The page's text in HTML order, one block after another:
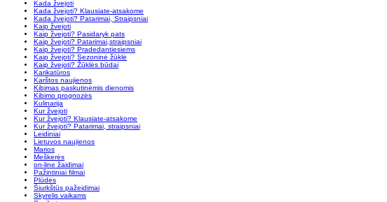
Kada žvejoti
Kada žvejoti? Klausiate-atsakome
Kada žvejoti? Patarimai, Straipsniai
Kaip žvejoti
Kaip žvejoti? Pasidaryk pats
Kaip žvejoti? Patarimai,straipsniai
Kaip žvejoti? Pradedantiesiems
Kaip žvejoti? Sezoninė žūklė
Kaip žvejoti? Žūklės būdai
Karikatūros
Karštos naujienos
Kibimas paskutinėmis dienomis
Kibimo prognozės
Kulinarija
Kur žvejoti
Kur žvejoti? Klausiate-atsakome
Kur žvejoti? Patarimai, straipsniai
Leidiniai
Lietuvos naujienos
Marios
Meškerės
on-line žaidimai
Pažintiniai filmai
Plūdės
Šiurkštūs pažeidimai
Skyrelis vaikams